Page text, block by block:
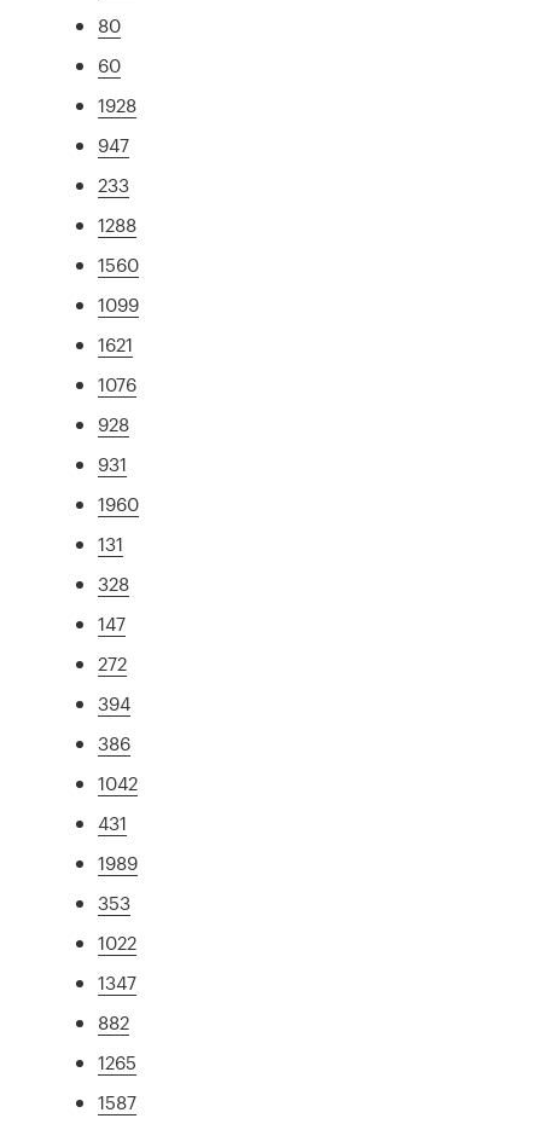
80
60
1928
947
233
1288
1560
1099
1621
1076
928
931
1960
131
328
147
272
394
386
1042
431
1989
353
1022
1347
882
1265
1587